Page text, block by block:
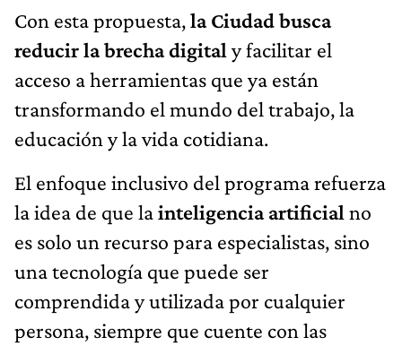
Con esta propuesta,la Ciudad busca
reducir la brecha digital y facilitar el
acceso a herramientas que ya están
transformando el mundo del trabajo, la
educación y la vida cotidiana.
El enfoque inclusivo del programa refuerza
la idea de que lainteligencia artificial no
es solo un recurso para especialistas, sino
una tecnología que puede ser
comprendida y utilizada por cualquier
persona, siempre que cuente con las